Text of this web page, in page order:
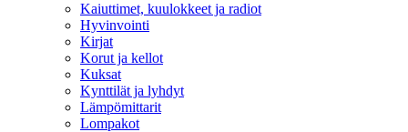
Kaiuttimet, kuulokkeet ja radiot
Hyvinvointi
Kirjat
Korut ja kellot
Kuksat
Kynttilät ja lyhdyt
Lämpömittarit
Lompakot